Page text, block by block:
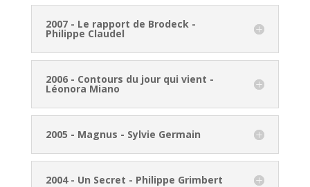
2007 - Le rapport de Brodeck -
Philippe Claudel
2006 - Contours du jour qui vient -
Léonora Miano
2005 - Magnus - Sylvie Germain
2004 - Un Secret - Philippe Grimbert